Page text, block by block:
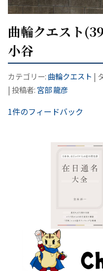
曲輪クエスト
小谷
カテゴリー: 曲輪クエスト |
| 投稿者: 宮部 龍彦
1件のフィードバック